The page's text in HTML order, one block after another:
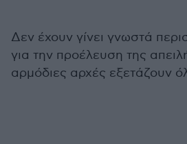
Δεν έχουν γίνει γνωστά
για την προέλευση της
αρμόδιες αρχές εξετάζουν